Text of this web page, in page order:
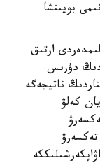
بويىنشا
ارتىق
دۇرىس
ناتيجەگە
كەلۋ
تەكسەرۋ